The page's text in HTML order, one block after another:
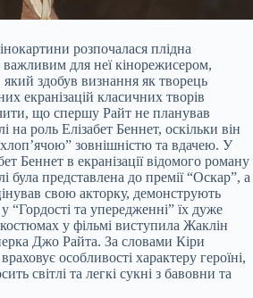
розпочалася плідна
важливим для неї кінорежисером,
здобув визнання як творець
екранізацій класичних творів
що спершу Райт не планував
на роль Елізабет Беннет, оскільки він
зовнішністю та вдачею. У
Беннет в екранізації відомого роману
була представлена до премії “Оскар”, а
свою акторку, демонструють
“Гордості та упередженні” їх дуже
у фільмі виступила Жаклін
Джо Райта. За словами Кіри
особливості характеру героїні,
світлі та легкі сукні з бавовни та